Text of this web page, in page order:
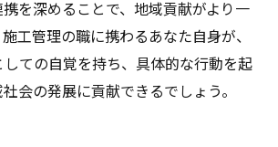
を深めることで、地域貢献がより一
工管理の職に携わるあなた自身が、
ての自覚を持ち、具体的な行動を起
会の発展に貢献できるでしょう。